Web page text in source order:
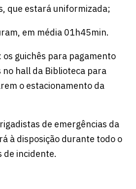
que estará uniformizada;
em média 01h45min.
guichês para pagamento
hall da Biblioteca para
o estacionamento da
de emergências da
à disposição durante todo o
de incidente.